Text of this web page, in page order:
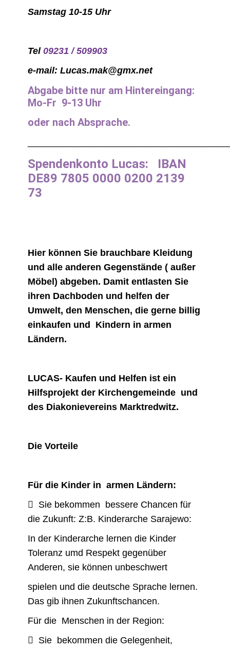
Samstag 10-15 Uhr
Tel09231 / 509903
e-mail: Lucas.mak@gmx.net
Abgabe bitte nur am Hintereingang:
Mo-Fr 9-13 Uhr
oder nach Absprache.
Spendenkonto Lucas: IBAN
DE89 7805 0000 0200 2139
73
Hier können Sie brauchbare Kleidung
und alle anderen Gegenstände ( außer
Möbel) abgeben. Damit entlasten Sie
ihren Dachboden und helfen der
Umwelt, den Menschen, die gerne billig
einkaufen und Kindern in armen
Ländern.
LUCAS- Kaufen und Helfen ist ein
Hilfsprojekt der Kirchengemeinde und
des Diakonievereins Marktredwitz.
Die Vorteile
Für die Kinder in armen Ländern:
 Sie bekommen bessere Chancen für
die Zukunft: Z:B. Kinderarche Sarajewo:
In der Kinderarche lernen die Kinder
Toleranz umd Respekt gegenüber
Anderen, sie können unbeschwert
spielen und die deutsche Sprache lernen.
Das gib ihnen Zukunftschancen.
Für die Menschen in der Region:
 Sie bekommen die Gelegenheit,